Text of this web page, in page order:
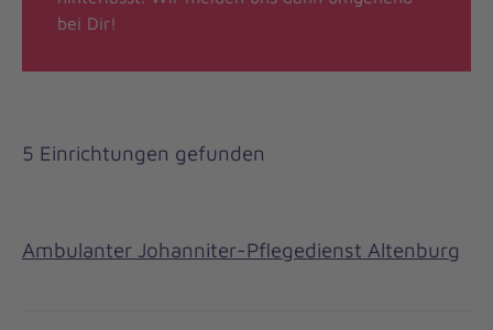
bei Dir!
5 Einrichtungen gefunden
Ambulanter Johanniter-Pflegedienst Altenburg